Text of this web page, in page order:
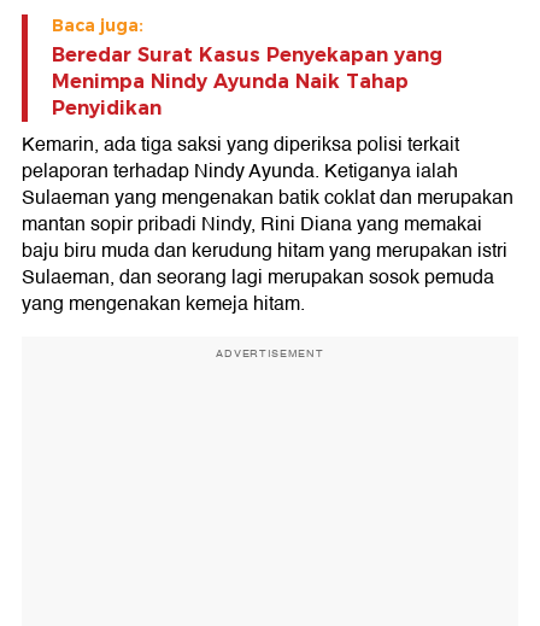
Baca juga:
Beredar Surat Kasus Penyekapan yang
Menimpa Nindy Ayunda Naik Tahap
Penyidikan
Kemarin, ada tiga saksi yang diperiksa polisi terkait
pelaporan terhadap Nindy Ayunda. Ketiganya ialah
Sulaeman yang mengenakan batik coklat dan merupakan
mantan sopir pribadi Nindy, Rini Diana yang memakai
baju biru muda dan kerudung hitam yang merupakan istri
Sulaeman, dan seorang lagi merupakan sosok pemuda
yang mengenakan kemeja hitam.
ADVERTISEMENT